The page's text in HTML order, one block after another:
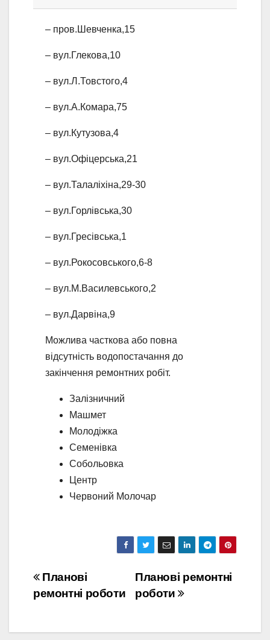
– пров.Шевченка,15
– вул.Глекова,10
– вул.Л.Товстого,4
– вул.А.Комара,75
– вул.Кутузова,4
– вул.Офіцерська,21
– вул.Талаліхіна,29-30
– вул.Горлівська,30
– вул.Гресівська,1
– вул.Рокосовського,6-8
– вул.М.Василевського,2
– вул.Дарвіна,9
Можлива часткова або повна
відсутність водопостачання до
закінчення ремонтних робіт.
Залізничний
Машмет
Молодіжка
Семенівка
Собольовка
Центр
Червоний Молочар
Навігація
записів
Планові ремонтні
роботи
Планові
ремонтні роботи